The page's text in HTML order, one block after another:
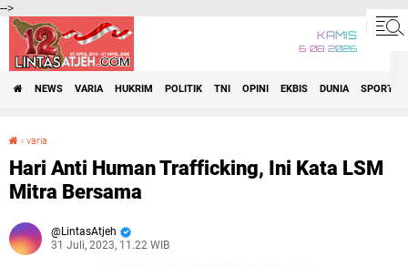
-->
KAMIS
6•08•2026
NEWS VARIA HUKRIM POLITIK TNI OPINI EKBIS DUNIA SPORT
› varia
Hari Anti Human Trafficking, Ini Kata LSM
Mitra Bersama
LintasAtjeh
31 Juli, 2023, 11.22 WIB